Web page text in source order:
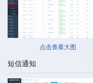
点击查看大图
短信通知